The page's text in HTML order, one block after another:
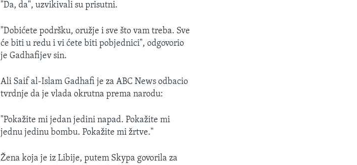
"Da, da", uzvikivali su prisutni.
"Dobićete podršku, oružje i sve što vam treba. Sve
će biti u redu i vi ćete biti pobjednici", odgovorio
je Gadhafijev sin.
Ali Saif al-Islam Gadhafi je za ABC News odbacio
tvrdnje da je vlada okrutna prema narodu:
"Pokažite mi jedan jedini napad. Pokažite mi
jednu jedinu bombu. Pokažite mi žrtve."
Žena koja je iz Libije, putem Skypa govorila za